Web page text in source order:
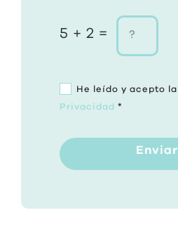
5 + 2 =
He leído y acepto la
Privacidad *
Enviar